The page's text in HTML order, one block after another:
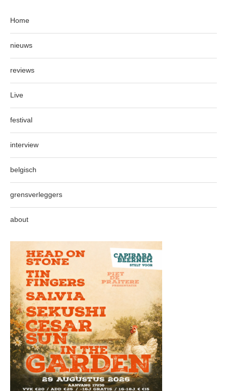
Home
nieuws
reviews
Live
festival
interview
belgisch
grensverleggers
about